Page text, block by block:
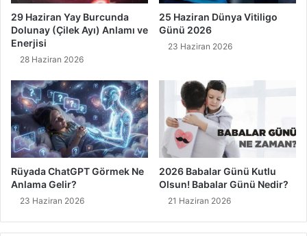
29 Haziran Yay Burcunda
Dolunay (Çilek Ayı) Anlamı ve
Enerjisi
28 Haziran 2026
25 Haziran Dünya Vitiligo
Günü 2026
23 Haziran 2026
Rüyada ChatGPT Görmek Ne
Anlama Gelir?
23 Haziran 2026
2026 Babalar Günü Kutlu
Olsun! Babalar Günü Nedir?
21 Haziran 2026